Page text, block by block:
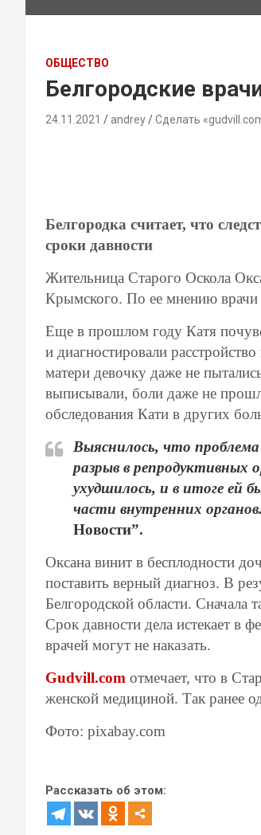
ОБЩЕСТВО
Белгородские
24.11.2021 andrey Сделать
Белгородка считает, что
сроки давности
Жительница Старого Оскола
Крымского. По ее мнению врачи
Еще в прошлом году Катя
и диагностировали
матери девочку даже не
выписывали, боли даже не
обследования Кати в других
Выяснилось, что
разрыв в репродуктивных
ухудшилось, и в итоге ей
части внутренних
Новости”.
Оксана винит в бесплодности
поставить верный диагноз. В
Белгородской области. Сначала
Срок давности дела истекает в
врачей могут не наказать.
Gudvill.com отмечает, что в
женской медициной. Так ранее
Фото: pixabay.com
Рассказать об этом: